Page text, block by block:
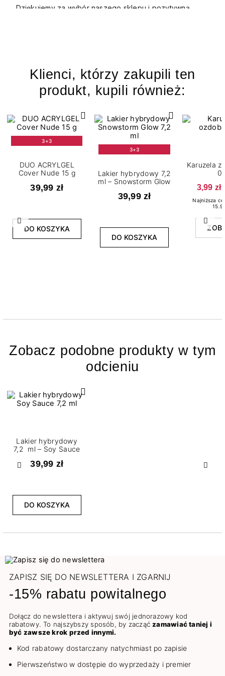
Dziękujemy za wybór naszego sklepu i pozytywną
Klienci, którzy zakupili ten
produkt, kupili również:
Poprzedni
3+3
DUO ACRYLGEL
Cover Nude 15 g
39,99 zł
DO KOSZYKA
3+3
Lakier hybrydowy 7,2
ml – Snowstorm Glow
39,99 zł
DO KOSZYKA
Karuzela z
3,99 zł
Najniższa
Zobacz podobne produkty w tym
odcieniu
Poprzedni
Lakier hybrydowy
7,2 ml – Soy Sauce
39,99 zł
DO KOSZYKA
ZAPISZ SIĘ DO NEWSLETTERA I ZGARNIJ
-15% rabatu powitalnego
Dołącz do newslettera i aktywuj swój jednorazowy kod
rabatowy. To najszybszy sposób, by zacząćzamawiać taniej i
być zawsze krok przed innymi.
Kod rabatowy dostarczany natychmiast po zapisie
Pierwszeństwo w dostępie do wyprzedaży i premier